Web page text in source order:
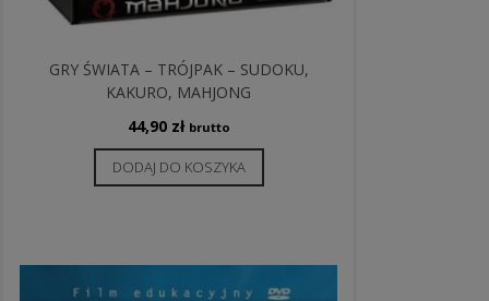
GRY ŚWIATA – TRÓJPAK – SUDOKU,
KAKURO, MAHJONG
44,90 zł brutto
DODAJ DO KOSZYKA